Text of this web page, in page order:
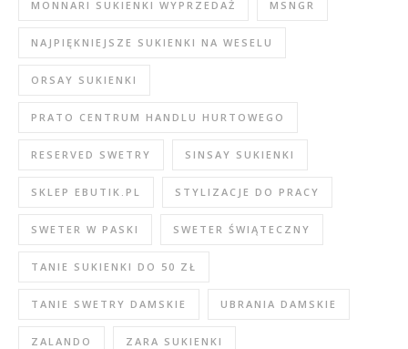
MONNARI SUKIENKI WYPRZEDAŻ MSNGR
NAJPIĘKNIEJSZE SUKIENKI NA WESELU
ORSAY SUKIENKI
PRATO CENTRUM HANDLU HURTOWEGO
RESERVED SWETRY SINSAY SUKIENKI
SKLEP EBUTIK.PL STYLIZACJE DO PRACY
SWETER W PASKI SWETER ŚWIĄTECZNY
TANIE SUKIENKI DO 50 ZŁ
TANIE SWETRY DAMSKIE UBRANIA DAMSKIE
ZALANDO ZARA SUKIENKI